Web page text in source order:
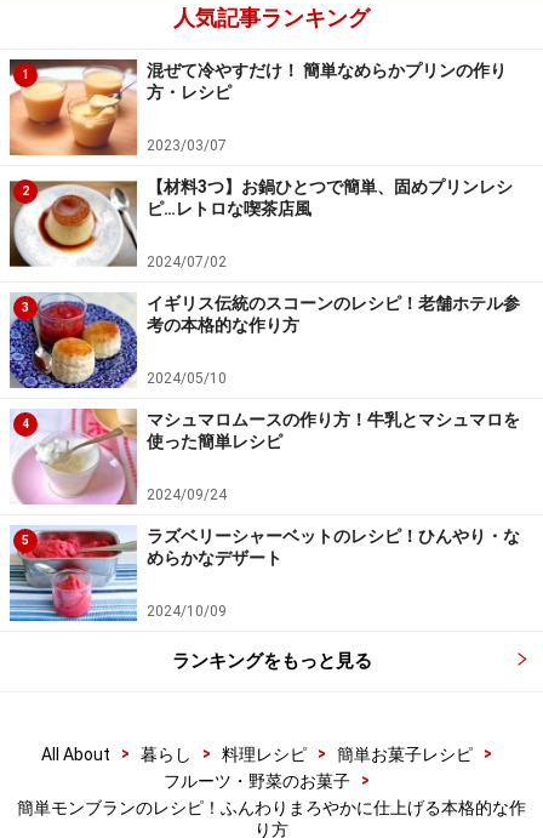
4
あら熱を取る
中央を触ってみて、弾力があるようなら焼き上がり。型
から外し、紙をつけたままケーキクーラーの上であら熱
あら熱が取れたら、表面が乾かないようラップをかけて
人気記事ランキング
1
混ぜて冷やすだけ！ 簡単なめらかプリンの作り
方・レシピ
2023/03/07
2
【材料3つ】お鍋ひとつで簡単、固めプリンレシ
ピ…レトロな喫茶店風
2024/07/02
3
イギリス伝統のスコーンのレシピ！老舗ホテル参
考の本格的な作り方
2024/05/10
4
マシュマロムースの作り方！牛乳とマシュマロを
使った簡単レシピ
2024/09/24
5
ラズベリーシャーベットのレシピ！ひんやり・な
めらかなデザート
2024/10/09
ランキングをもっと見る
All About > 暮らし > 料理レシピ > 簡単お菓子レシピ
>
フルーツ・野菜のお菓子
>
簡単モンブランのレシピ！ふんわりまろやかに仕上げる本格的な作
り方